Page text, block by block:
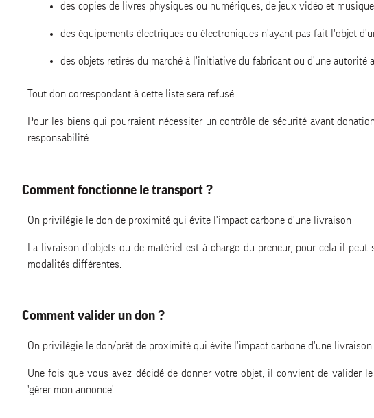
des copies de livres physiques ou numériques, de jeux vidéo et
des équipements électriques ou électroniques n'ayant pas fait l'objet
des objets retirés du marché à l'initiative du fabricant ou d'une autorité
Tout don correspondant à cette liste sera refusé.
Pour les biens qui pourraient nécessiter un contrôle de sécurité avant
responsabilité..
Comment fonctionne le transport ?
On privilégie le don de proximité qui évite l'impact carbone d'une livraison
La livraison d'objets ou de matériel est à charge du preneur, pour cela il
modalités différentes.
Comment valider un don ?
On privilégie le don/prêt de proximité qui évite l'impact carbone d'une livraison
Une fois que vous avez décidé de donner votre objet, il convient de valider
'gérer mon annonce'